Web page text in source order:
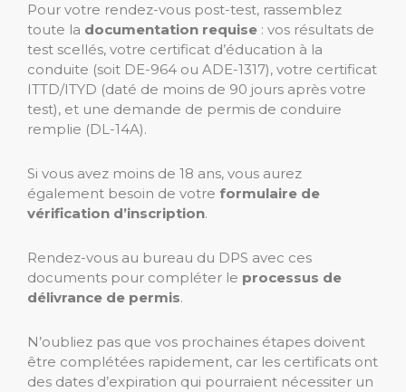
Pour votre rendez-vous post-test, rassemblez
toute la documentation requise : vos résultats de
test scellés, votre certificat d’éducation à la
conduite (soit DE-964 ou ADE-1317), votre certificat
ITTD/ITYD (daté de moins de 90 jours après votre
test), et une demande de permis de conduire
remplie (DL-14A).
Si vous avez moins de 18 ans, vous aurez
également besoin de votre formulaire de
vérification d’inscription.
Rendez-vous au bureau du DPS avec ces
documents pour compléter le processus de
délivrance de permis.
N’oubliez pas que vos prochaines étapes doivent
être complétées rapidement, car les certificats ont
des dates d’expiration qui pourraient nécessiter un